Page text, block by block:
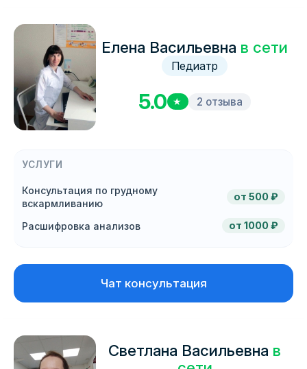
Елена Васильевна в сети
Педиатр
5.0 ★ 2 отзыва
УСЛУГИ
Консультация по грудному
вскармливанию
от 500 ₽
Расшифровка анализов от 1000 ₽
Чат консультация
Светлана Васильевна в